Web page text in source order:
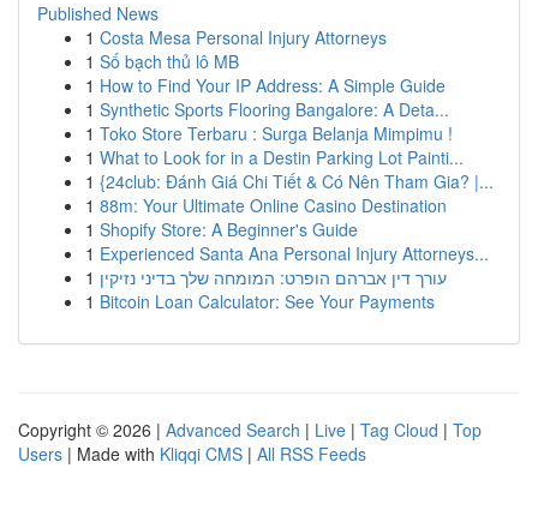
Published News
1 Costa Mesa Personal Injury Attorneys
1 Số bạch thủ lô MB
1 How to Find Your IP Address: A Simple Guide
1 Synthetic Sports Flooring Bangalore: A Deta...
1 Toko Store Terbaru : Surga Belanja Mimpimu !
1 What to Look for in a Destin Parking Lot Painti...
1 {24club: Đánh Giá Chi Tiết & Có Nên Tham Gia? |...
1 88m: Your Ultimate Online Casino Destination
1 Shopify Store: A Beginner's Guide
1 Experienced Santa Ana Personal Injury Attorneys...
1 עורך דין אברהם הופרט: המומחה שלך בדיני נזיקין
1 Bitcoin Loan Calculator: See Your Payments
Copyright © 2026 | Advanced Search | Live | Tag Cloud | Top
Users | Made with Kliqqi CMS | All RSS Feeds